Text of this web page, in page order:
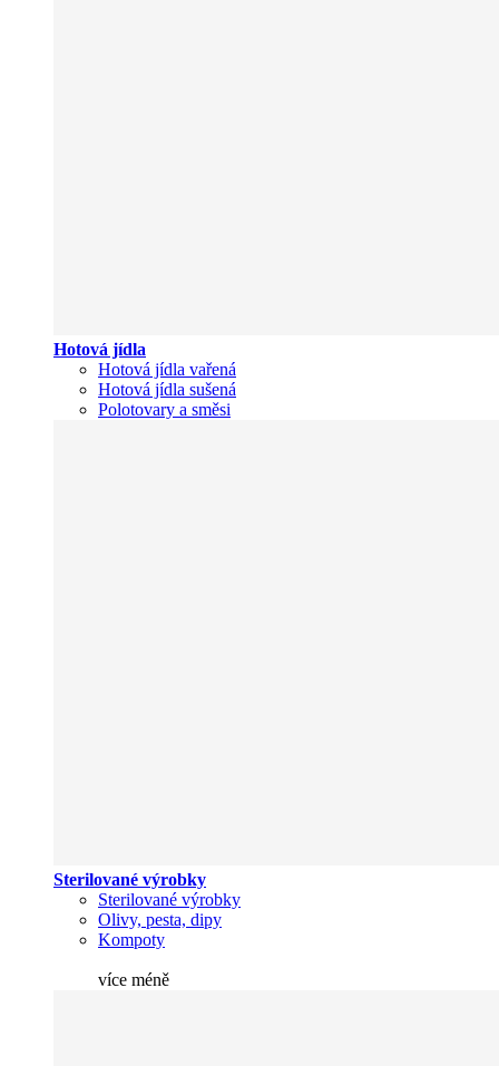
Hotová jídla
Hotová jídla vařená
Hotová jídla sušená
Polotovary a směsi
Sterilované výrobky
Sterilované výrobky
Olivy, pesta, dipy
Kompoty
více méně